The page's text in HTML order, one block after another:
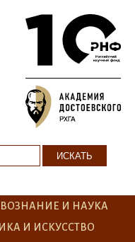
И НАУКА
И ИСКУССТВО